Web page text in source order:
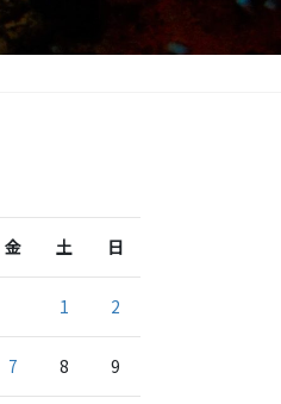
金 土 日
1 2
7 8 9